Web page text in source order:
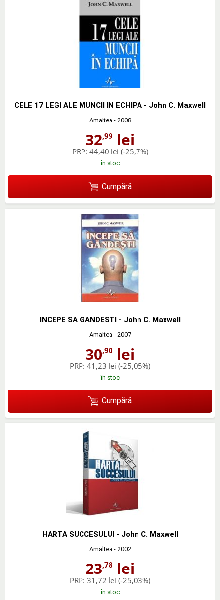
CELE 17 LEGI ALE MUNCII IN ECHIPA - John C. Maxwell
Amaltea- 2008
32,99 lei
PRP: 44,40 lei (-25,7%)
în stoc
Cumpără
INCEPE SA GANDESTI - John C. Maxwell
Amaltea- 2007
30,90 lei
PRP: 41,23 lei (-25,05%)
în stoc
Cumpără
HARTA SUCCESULUI - John C. Maxwell
Amaltea - 2002
23,78 lei
PRP: 31,72 lei (-25,03%)
în stoc